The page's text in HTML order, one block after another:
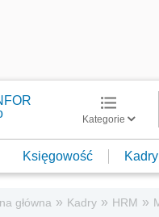
Kategorie
Księgowość Kadry
główna » Kadry » HRM »